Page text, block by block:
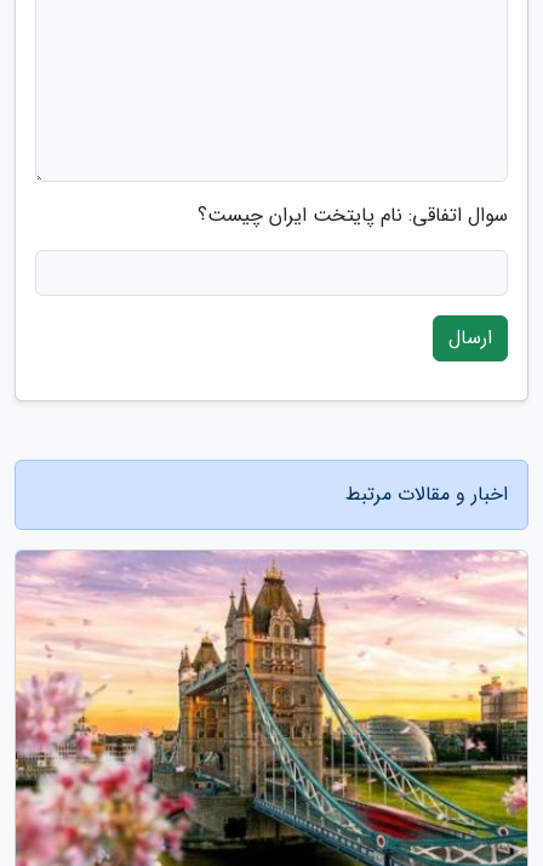
سوال اتفاقی: نام پایتخت ایران چیست؟
ارسال
اخبار و مقالات مرتبط